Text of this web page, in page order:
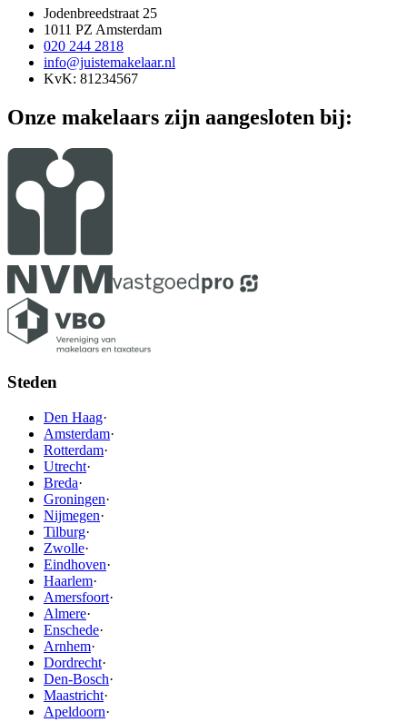
Jodenbreedstraat 25
1011 PZ Amsterdam
020 244 2818
info@juistemakelaar.nl
KvK: 81234567
Onze makelaars zijn aangesloten bij:
Steden
Den Haag·
Amsterdam·
Rotterdam·
Utrecht·
Breda·
Groningen·
Nijmegen·
Tilburg·
Zwolle·
Eindhoven·
Haarlem·
Amersfoort·
Almere·
Enschede·
Arnhem·
Dordrecht·
Den-Bosch·
Maastricht·
Apeldoorn·